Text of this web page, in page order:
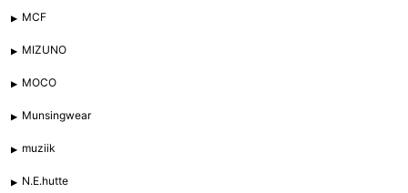
MCF
MIZUNO
MOCO
Munsingwear
muziik
N.E.hutte